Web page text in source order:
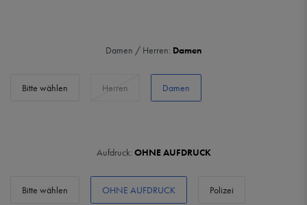
Damen / Herren: Damen
Bitte wählen Herren Damen
Aufdruck: OHNE AUFDRUCK
Bitte wählen OHNE AUFDRUCK Polizei